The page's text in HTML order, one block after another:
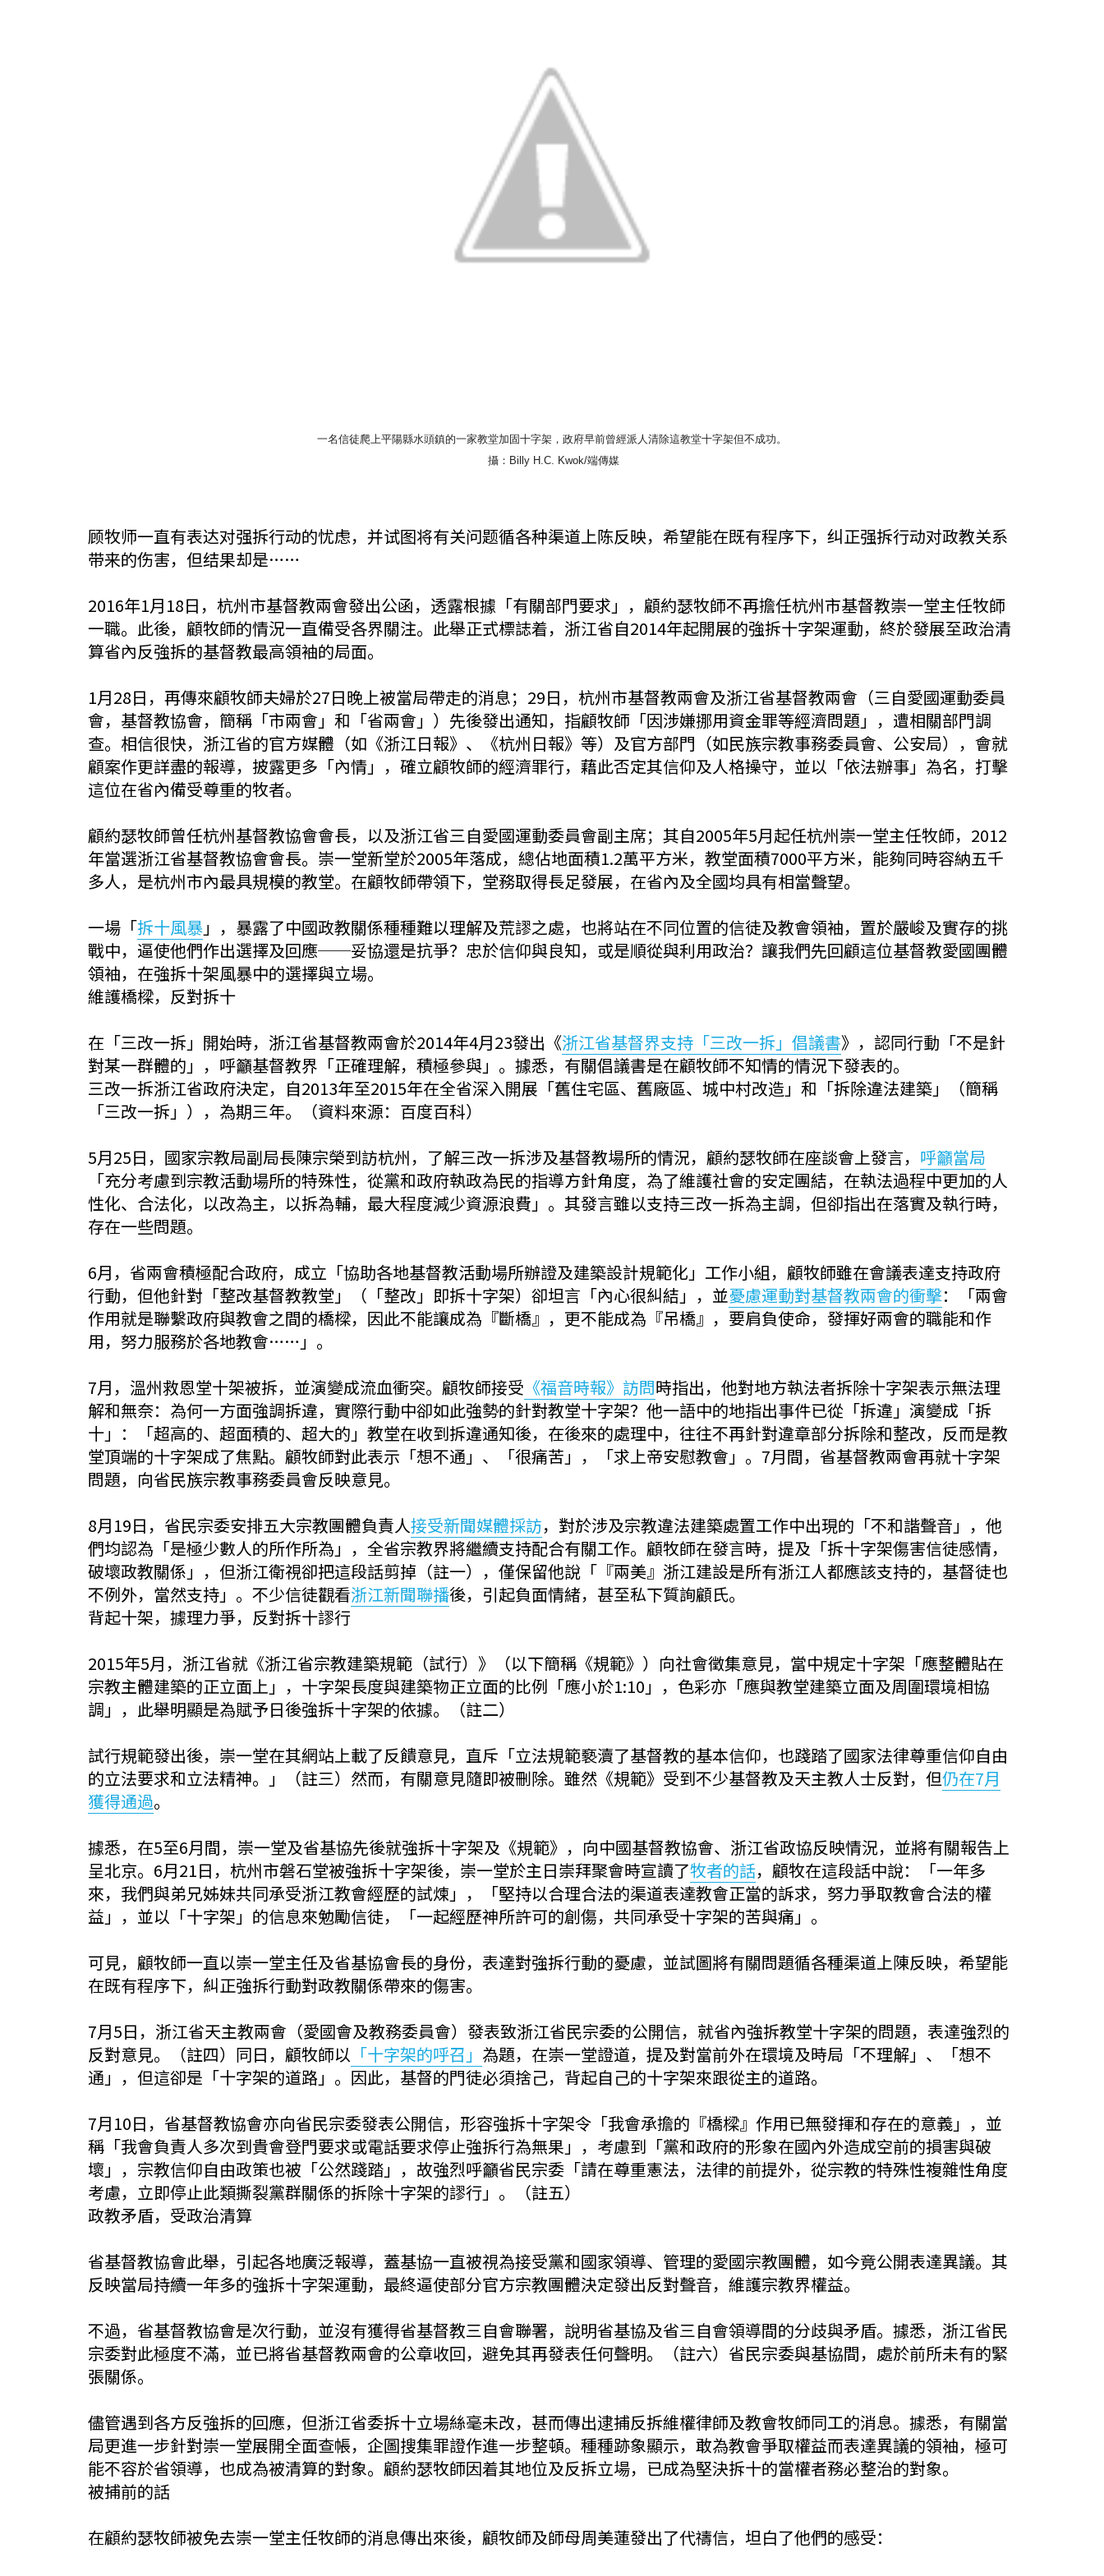
一名信徒爬上平陽縣水頭鎮的一家教堂加固十字架， 政府早前曾經派人清除這教堂十字架但不成功。
攝：Billy H.C. Kwok/端傳媒
顾牧师一直有表达对强拆行动的忧虑，并试图将有关问题循各种渠道上陈反映，希望能在既有程序下，纠正强拆行动对政教关系
带来的伤害，但结果却是……
2016年1月18日，杭州市基督教兩會發出公函，透露根據「有關部門要求」，顧約瑟牧師不再擔任杭州市基督教崇一堂主任牧師
一職。此後，顧牧師的情況一直備受各界關注。此舉正式標誌着，浙江省自2014年起開展的強拆十字架運動，終於發展至政治清
算省內反強拆的基督教最高領袖的局面。
1月28日，再傳來顧牧師夫婦於27日晚上被當局帶走的消息；29日，杭州市基督教兩會及浙江省基督教兩會（三自愛國運動委員
會，基督教協會，簡稱「市兩會」和「省兩會」）先後發出通知，指顧牧師「因涉嫌挪用資金罪等經濟問題」，遭相關部門調
查。相信很快，浙江省的官方媒體（如《浙江日報》、《杭州日報》等）及官方部門（如民族宗教事務委員會、公安局），會就
顧案作更詳盡的報導，披露更多「內情」，確立顧牧師的經濟罪行，藉此否定其信仰及人格操守，並以「依法辦事」為名，打擊
這位在省內備受尊重的牧者。
顧約瑟牧師曾任杭州基督教協會會長，以及浙江省三自愛國運動委員會副主席；其自2005年5月起任杭州崇一堂主任牧師，2012
年當選浙江省基督教協會會長。崇一堂新堂於2005年落成，總佔地面積1.2萬平方米，教堂面積7000平方米，能夠同時容納五千
多人，是杭州市內最具規模的教堂。在顧牧師帶領下，堂務取得長足發展，在省內及全國均具有相當聲望。
一場「拆十風暴」，暴露了中國政教關係種種難以理解及荒謬之處，也將站在不同位置的信徒及教會領袖，置於嚴峻及實存的挑
戰中，逼使他們作出選擇及回應──妥協還是抗爭？忠於信仰與良知，或是順從與利用政治？讓我們先回顧這位基督教愛國團體
領袖，在強拆十架風暴中的選擇與立場。
維護橋樑，反對拆十
在「三改一拆」開始時，浙江省基督教兩會於2014年4月23發出《浙江省基督界支持「三改一拆」倡議書》，認同行動「不是針
對某一群體的」，呼籲基督教界「正確理解，積極參與」。據悉，有關倡議書是在顧牧師不知情的情況下發表的。
三改一拆浙江省政府決定，自2013年至2015年在全省深入開展「舊住宅區、舊廠區、城中村改造」和「拆除違法建築」（簡稱
「三改一拆」），為期三年。（資料來源：百度百科）
5月25日，國家宗教局副局長陳宗榮到訪杭州，了解三改一拆涉及基督教場所的情況，顧約瑟牧師在座談會上發言， 呼籲當局
「充分考慮到宗教活動場所的特殊性，從黨和政府執政為民的指導方針角度，為了維護社會的安定團結，在執法過程中更加的人
性化、合法化，以改為主，以拆為輔，最大程度減少資源浪費」。其發言雖以支持三改一拆為主調，但卻指出在落實及執行時，
存在一些問題。
6月，省兩會積極配合政府，成立「協助各地基督教活動場所辦證及建築設計規範化」工作小組，顧牧師雖在會議表達支持政府
行動，但他針對「整改基督教教堂」（「整改」即拆十字架）卻坦言「內心很糾結」，並憂慮運動對基督教兩會的衝擊：「兩會
作用就是聯繫政府與教會之間的橋樑，因此不能讓成為『斷橋』，更不能成為『吊橋』，要肩負使命，發揮好兩會的職能和作
用，努力服務於各地教會……」。
7月，溫州救恩堂十架被拆，並演變成流血衝突。顧牧師接受 《福音時報》訪問時指出，他對地方執法者拆除十字架表示無法理
解和無奈：為何一方面強調拆違，實際行動中卻如此強勢的針對教堂十字架？他一語中的地指出事件已從「拆違」演變成「拆
十」：「超高的、超面積的、超大的」教堂在收到拆違通知後，在後來的處理中，往往不再針對違章部分拆除和整改，反而是教
堂頂端的十字架成了焦點。顧牧師對此表示「想不通」、「很痛苦」，「求上帝安慰教會」。7月間，省基督教兩會再就十字架
問題，向省民族宗教事務委員會反映意見。
8月19日，省民宗委安排五大宗教團體負責人接受新聞媒體採訪，對於涉及宗教違法建築處置工作中出現的「不和諧聲音」，他
們均認為「是極少數人的所作所為」，全省宗教界將繼續支持配合有關工作。顧牧師在發言時，提及「拆十字架傷害信徒感情，
破壞政教關係」，但浙江衛視卻把這段話剪掉（註一），僅保留他說「『兩美』浙江建設是所有浙江人都應該支持的，基督徒也
不例外，當然支持」。不少信徒觀看浙江新聞聯播後，引起負面情緒，甚至私下質詢顧氏。
背起十架，據理力爭，反對拆十謬行
2015年5月，浙江省就《浙江省宗教建築規範（試行）》（以下簡稱《規範》）向社會徵集意見，當中規定十字架「應整體貼在
宗教主體建築的正立面上」，十字架長度與建築物正立面的比例「應小於1:10」，色彩亦「應與教堂建築立面及周圍環境相協
調」，此舉明顯是為賦予日後強拆十字架的依據。（註二）
試行規範發出後，崇一堂在其網站上載了反饋意見，直斥「立法規範褻瀆了基督教的基本信仰，也踐踏了國家法律尊重信仰自由
的立法要求和立法精神。」（註三）然而，有關意見隨即被刪除。雖然《規範》受到不少基督教及天主教人士反對，但仍在7月
獲得通過。
據悉，在5至6月間，崇一堂及省基協先後就強拆十字架及《規範》，向中國基督教協會、浙江省政協反映情況，並將有關報告上
呈北京。6月21日，杭州市磐石堂被強拆十字架後，崇一堂於主日崇拜聚會時宣讀了牧者的話，顧牧在這段話中說：「一年多
來，我們與弟兄姊妹共同承受浙江教會經歷的試煉」，「堅持以合理合法的渠道表達教會正當的訴求，努力爭取教會合法的權
益」，並以「十字架」的信息來勉勵信徒，「一起經歷神所許可的創傷，共同承受十字架的苦與痛」。
可見，顧牧師一直以崇一堂主任及省基協會長的身份，表達對強拆行動的憂慮，並試圖將有關問題循各種渠道上陳反映，希望能
在既有程序下，糾正強拆行動對政教關係帶來的傷害。
7月5日，浙江省天主教兩會（愛國會及教務委員會）發表致浙江省民宗委的公開信，就省內強拆教堂十字架的問題，表達強烈的
反對意見。（註四）同日，顧牧師以 「十字架的呼召」 為題，在崇一堂證道，提及對當前外在環境及時局「不理解」、「想不
通」，但這卻是「十字架的道路」。因此，基督的門徒必須捨己，背起自己的十字架來跟從主的道路。
7月10日，省基督教協會亦向省民宗委發表公開信，形容強拆十字架令「我會承擔的『橋樑』作用已無發揮和存在的意義」，並
稱「我會負責人多次到貴會登門要求或電話要求停止強拆行為無果」，考慮到「黨和政府的形象在國內外造成空前的損害與破
壞」，宗教信仰自由政策也被「公然踐踏」，故強烈呼籲省民宗委「請在尊重憲法，法律的前提外，從宗教的特殊性複雜性角度
考慮，立即停止此類撕裂黨群關係的拆除十字架的謬行」。（註五）
政教矛盾，受政治清算
省基督教協會此舉，引起各地廣泛報導，蓋基協一直被視為接受黨和國家領導、管理的愛國宗教團體，如今竟公開表達異議。其
反映當局持續一年多的強拆十字架運動，最終逼使部分官方宗教團體決定發出反對聲音，維護宗教界權益。
不過，省基督教協會是次行動，並沒有獲得省基督教三自會聯署，說明省基協及省三自會領導間的分歧與矛盾。據悉，浙江省民
宗委對此極度不滿，並已將省基督教兩會的公章收回，避免其再發表任何聲明。（註六）省民宗委與基協間，處於前所未有的緊
張關係。
儘管遇到各方反強拆的回應，但浙江省委拆十立場絲毫未改，甚而傳出逮捕反拆維權律師及教會牧師同工的消息。據悉，有關當
局更進一步針對崇一堂展開全面查帳，企圖搜集罪證作進一步整頓。種種跡象顯示，敢為教會爭取權益而表達異議的領袖，極可
能不容於省領導，也成為被清算的對象。顧約瑟牧師因着其地位及反拆立場，已成為堅決拆十的當權者務必整治的對象。
被捕前的話
在顧約瑟牧師被免去崇一堂主任牧師的消息傳出來後，顧牧師及師母周美蓮發出了代禱信，坦白了他們的感受：